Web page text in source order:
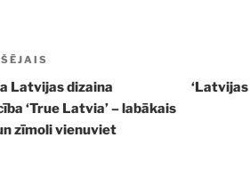
Latvijas dizaina
‘True Latvia’ – labākais
zīmoli vienuviet